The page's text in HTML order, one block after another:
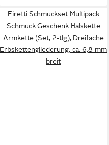
Firetti Schmuckset Multipack
Schmuck Geschenk Halskette
Armkette (Set, 2-tlg), Dreifache
Erbskettengliederung, ca. 6,8 mm
breit